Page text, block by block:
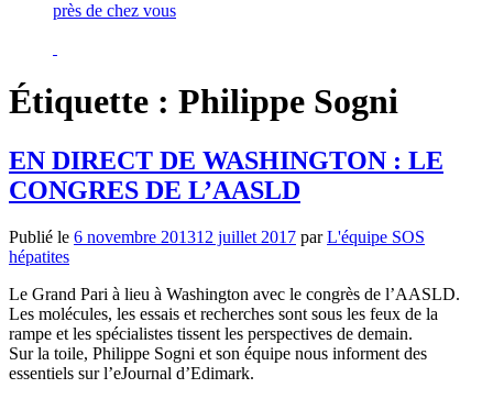
près de chez vous
Étiquette : Philippe Sogni
EN DIRECT DE WASHINGTON : LE
CONGRES DE L’AASLD
Publié le 6 novembre 201312 juillet 2017 parL'équipe SOS
hépatites
Le Grand Pari à lieu à Washington avec le congrès de l’AASLD.
Les molécules, les essais et recherches sont sous les feux de la
rampe et les spécialistes tissent les perspectives de demain.
Sur la toile, Philippe Sogni et son équipe nous informent des
essentiels sur l’eJournal d’Edimark.